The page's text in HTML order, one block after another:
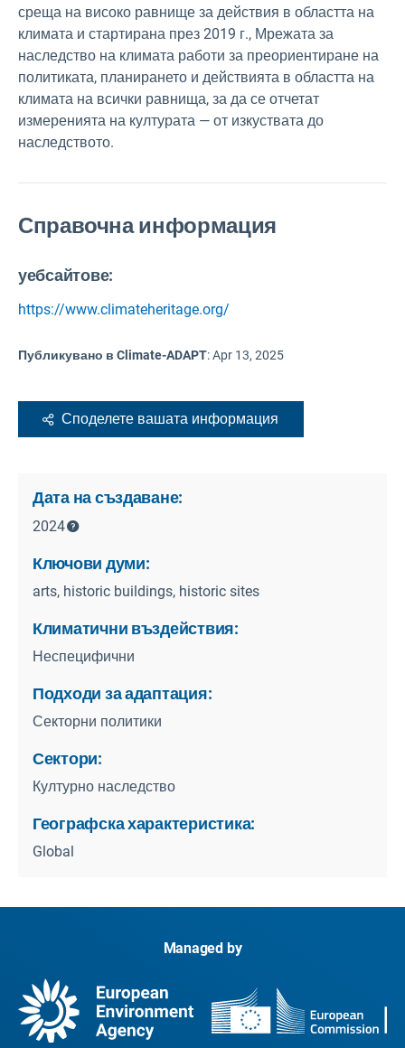
среща на високо равнище за действия в областта на
климата и стартирана през 2019 г., Мрежата за
наследство на климата работи за преориентиране на
политиката, планирането и действията в областта на
климата на всички равнища, за да се отчетат
измеренията на културата — от изкуствата до
наследството.
Справочна информация
уебсайтове:
https://www.climateheritage.org/
Публикувано в Climate-ADAPT:Apr 13, 2025
Споделете вашата информация
Дата на създаване:
2024
Ключови думи:
arts, historic buildings, historic sites
Климатични въздействия:
Неспецифични
Подходи за адаптация:
Секторни политики
Сектори:
Културно наследство
Географска характеристика:
Global
Managed by